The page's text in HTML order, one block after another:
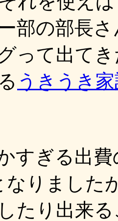
部の部長
って出て
うきうき
すぎる出
なりました
たり出来